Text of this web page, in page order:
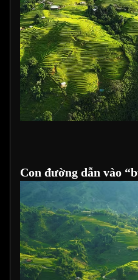
Con đường dẫn vào